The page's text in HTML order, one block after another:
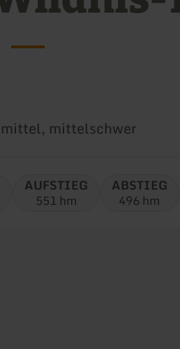
Schwierigkeit:
mittel, mittelschwer
AUFSTIEG
551 hm
ABSTIEG
496 hm